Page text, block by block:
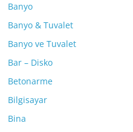
Banyo
Banyo & Tuvalet
Banyo ve Tuvalet
Bar – Disko
Betonarme
Bilgisayar
Bina